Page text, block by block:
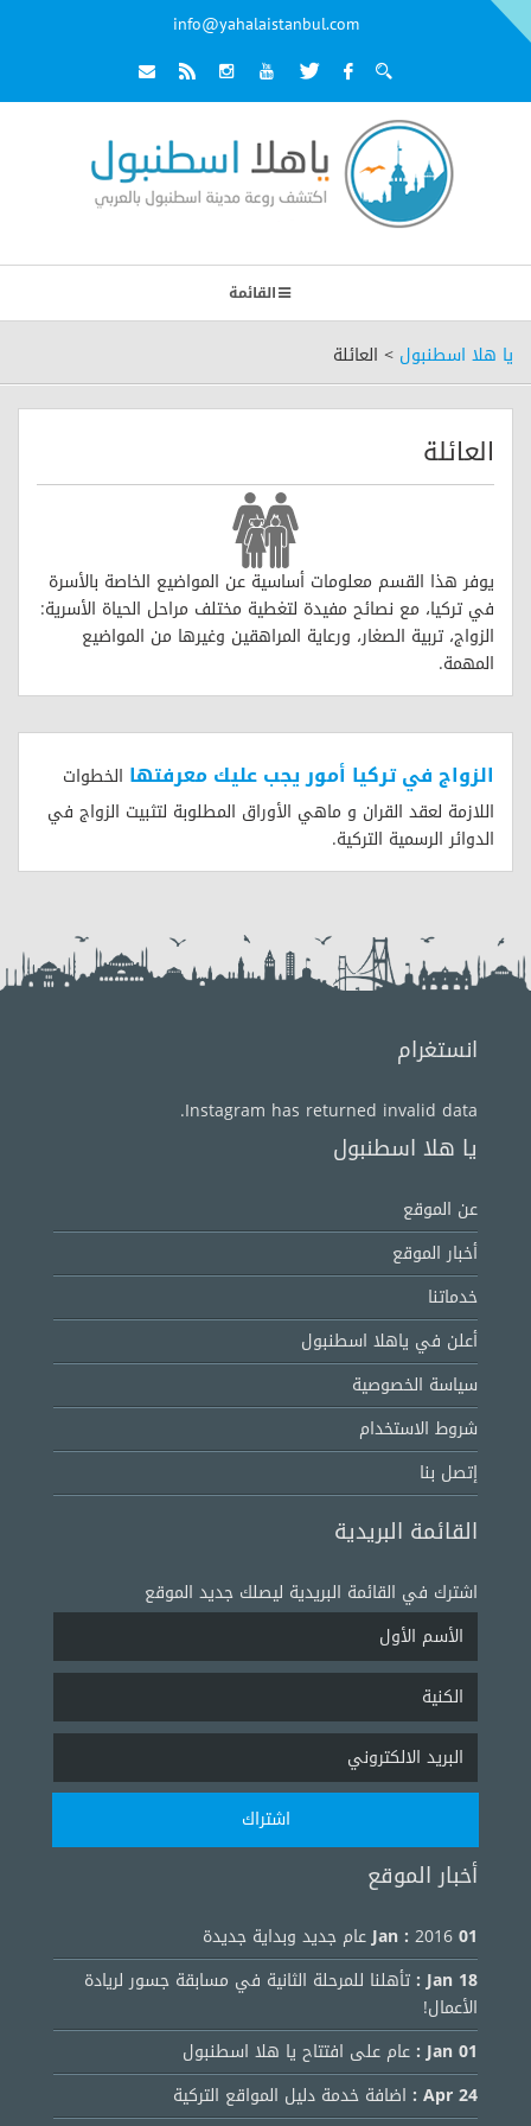
info@yahalaistanbul.com
القائمة
يا هلا اسطنبول > العائلة
العائلة
يوفر هذا القسم معلومات أساسية عن المواضيع الخاصة بالأسرة
في تركيا، مع نصائح مفيدة لتغطية مختلف مراحل الحياة الأسرية:
الزواج، تربية الصغار، ورعاية المراهقين وغيرها من المواضيع
المهمة.
الزواج في تركيا أمور يجب عليك معرفتها الخطوات
اللازمة لعقد القران و ماهي الأوراق المطلوبة لتثبيت الزواج في
الدوائر الرسمية التركية.
انستغرام
Instagram has returned invalid data.
يا هلا اسطنبول
عن الموقع
أخبار الموقع
خدماتنا
أعلن في ياهلا اسطنبول
سياسة الخصوصية
شروط الاستخدام
إتصل بنا
القائمة البريدية
اشترك في القائمة البريدية ليصلك جديد الموقع
أخبار الموقع
01 Jan :2016 عام جديد وبداية جديدة
18 Jan :
تأهلنا للمرحلة الثانية في مسابقة جسور لريادة
الأعمال!
01 Jan :
عام على افتتاح يا هلا اسطنبول
24 Apr :
اضافة خدمة دليل المواقع التركية